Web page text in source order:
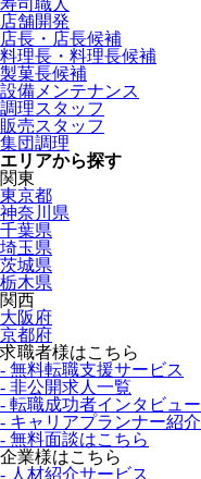
寿司職人
店舗開発
店長・店長候補
料理長・料理長候補
製菓長候補
設備メンテナンス
調理スタッフ
販売スタッフ
集団調理
エリアから探す
関東
東京都
神奈川県
千葉県
埼玉県
茨城県
栃木県
関西
大阪府
京都府
求職者様はこちら
- 無料転職支援サービス
- 非公開求人一覧
- 転職成功者インタビュー
- キャリアプランナー紹介
- 無料面談はこちら
企業様はこちら
- 人材紹介サービス